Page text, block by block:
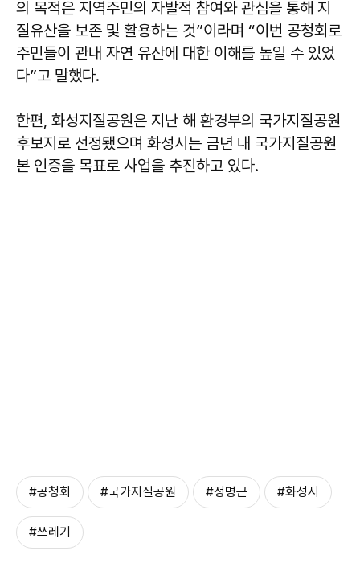
의 목적은 지역주민의 자발적 참여와 관심을 통해 지
질유산을 보존 및 활용하는 것”이라며 “이번 공청회로
주민들이 관내 자연 유산에 대한 이해를 높일 수 있었
다”고 말했다.
한편, 화성지질공원은 지난 해 환경부의 국가지질공원
후보지로 선정됐으며 화성시는 금년 내 국가지질공원
본 인증을 목표로 사업을 추진하고 있다.
#공청회 #국가지질공원 #정명근 #화성시
#쓰레기